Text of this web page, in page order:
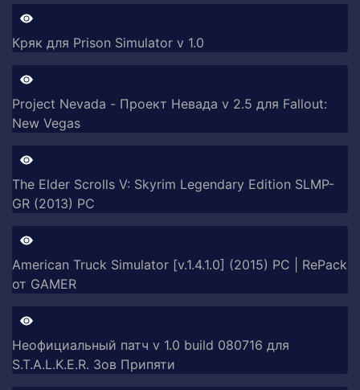
Кряк для Prison Simulator v 1.0
Project Nevada - Проект Невада v 2.5 для Fallout:
New Vegas
The Elder Scrolls V: Skyrim Legendary Edition SLMP-
GR (2013) PC
American Truck Simulator [v.1.4.1.0] (2015) PC | RePack
от GAMER
Неофициальный патч v 1.0 build 080716 для
S.T.A.L.K.E.R. Зов Припяти